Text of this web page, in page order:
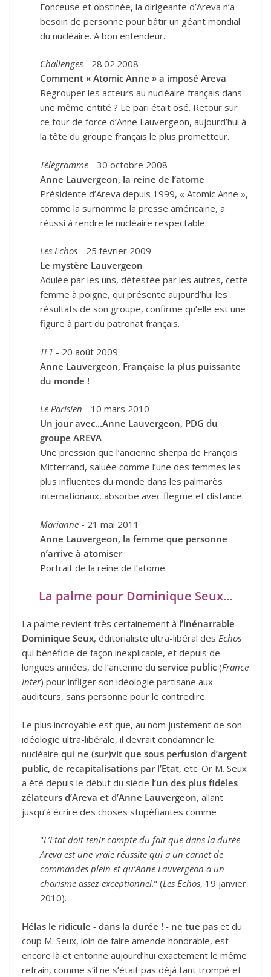
Fonceuse et obstinée, la dirigeante d’Areva n’a
besoin de personne pour bâtir un géant mondial
du nucléaire. A bon entendeur...
Challenges - 28.02.2008
Comment « Atomic Anne » a imposé Areva
Regrouper les acteurs au nucléaire français dans
une même entité ? Le pari était osé. Retour sur
ce tour de force d’Anne Lauvergeon, aujourd’hui à
la tête du groupe français le plus prometteur.
Télégramme - 30 octobre 2008
Anne Lauvergeon, la reine de l’atome
Présidente d’Areva depuis 1999, « Atomic Anne »,
comme la surnomme la presse américaine, a
réussi à rendre le nucléaire respectable.
Les Echos - 25 février 2009
Le mystère Lauvergeon
Adulée par les uns, détestée par les autres, cette
femme à poigne, qui présente aujourd’hui les
résultats de son groupe, confirme qu’elle est une
figure à part du patronat français.
TF1 - 20 août 2009
Anne Lauvergeon, Française la plus puissante
du monde !
Le Parisien - 10 mars 2010
Un jour avec...Anne Lauvergeon, PDG du
groupe AREVA
Une pression que l’ancienne sherpa de François
Mitterrand, saluée comme l’une des femmes les
plus influentes du monde dans les palmarès
internationaux, absorbe avec flegme et distance.
Marianne - 21 mai 2011
Anne Lauvergeon, la femme que personne
n’arrive à atomiser
Portrait de la reine de l’atome.
La palme pour Dominique Seux...
La palme revient très certainement à l’inénarrable
Dominique Seux, éditorialiste ultra-libéral des Echos
qui bénéficie de façon inexplicable, et depuis de
longues années, de l’antenne du service public (France
Inter) pour infliger son idéologie partisane aux
auditeurs, sans personne pour le contredire.
Le plus incroyable est que, au nom justement de son
idéologie ultra-libérale, il devrait condamner le
nucléaire qui ne (sur)vit que sous perfusion d’argent
public, de recapitalisations par l’Etat, etc. Or M. Seux
a été depuis le début du siècle l’un des plus fidèles
zélateurs d’Areva et d’Anne Lauvergeon, allant
jusqu’à écrire des choses stupéfiantes comme
"L’Etat doit tenir compte du fait que dans la durée
Areva est une vraie réussite qui a un carnet de
commandes plein et qu’Anne Lauvergeon a un
charisme assez exceptionnel." (Les Echos, 19 janvier
2010).
Hélas le ridicule - dans la durée ! - ne tue pas et du
coup M. Seux, loin de faire amende honorable, est
encore là et entonne aujourd’hui exactement le même
refrain, comme s’il ne s’était pas déjà tant trompé et